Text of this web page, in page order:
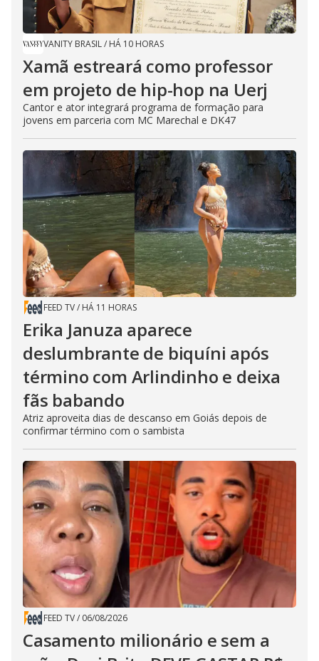
VANITY BRASIL/ HÁ 10 HORAS
Xamã estreará como professor
em projeto de hip-hop na Uerj
Cantor e ator integrará programa de formação para
jovens em parceria com MC Marechal e DK47
FEED TV/ HÁ 11 HORAS
Erika Januza aparece
deslumbrante de biquíni após
término com Arlindinho e deixa
fãs babando
Atriz aproveita dias de descanso em Goiás depois de
confirmar término com o sambista
FEED TV/ 06/08/2026
Casamento milionário e sem a